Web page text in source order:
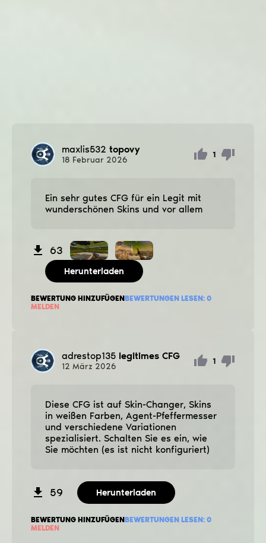
maxlis532 topovy
18 Februar 2026
1
Ein sehr gutes CFG für ein Legit mit
wunderschönen Skins und vor allem
63
Herunterladen
BEWERTUNG HINZUFÜGENBEWERTUNGEN LESEN: 0
MELDEN
adrestop135 legitimes CFG
12 März 2026
1
Diese CFG ist auf Skin-Changer, Skins
in weißen Farben, Agent-Pfeffermesser
und verschiedene Variationen
spezialisiert. Schalten Sie es ein, wie
Sie möchten (es ist nicht konfiguriert)
59 Herunterladen
BEWERTUNG HINZUFÜGENBEWERTUNGEN LESEN: 0
MELDEN